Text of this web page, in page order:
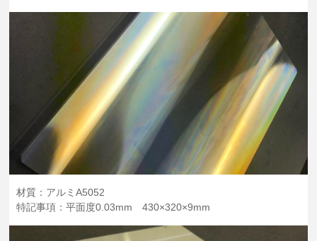
材質：アルミA5052
特記事項：平面度0.03mm 430×320×9mm